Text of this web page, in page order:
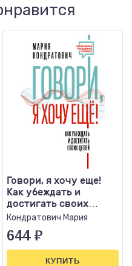
Говори, я хочу еще!
Как убеждать и
достигать своих
целей
Кондратович Мария
644 ₽
КУПИТЬ